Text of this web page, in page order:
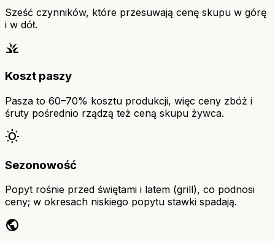
Sześć czynników, które przesuwają cenę skupu w górę
i w dół.
grass
Koszt paszy
Pasza to 60–70% kosztu produkcji, więc ceny zbóż i
śruty pośrednio rządzą też ceną skupu żywca.
wb_sunny
Sezonowość
Popyt rośnie przed świętami i latem (grill), co podnosi
ceny; w okresach niskiego popytu stawki spadają.
public